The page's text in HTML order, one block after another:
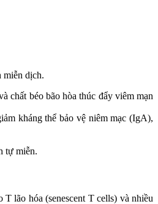
miễn dịch.
chất béo bão hòa thúc đẩy viêm mạn
kháng thể bảo vệ niêm mạc (IgA),
tự miễn.
lão hóa (senescent T cells) và nhiều